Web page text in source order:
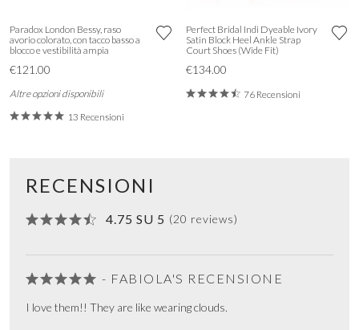
Paradox London Bessy, raso
avorio colorato, con tacco basso a
blocco e vestibilità ampia
€121.00
Altre opzioni disponibili
13 Recensioni
Perfect Bridal Indi Dyeable Ivory
Satin Block Heel Ankle Strap
Court Shoes (Wide Fit)
€134.00
76 Recensioni
RECENSIONI
4.75 SU 5 (20 reviews)
- FABIOLA'S RECENSIONE
I love them!! They are like wearing clouds.